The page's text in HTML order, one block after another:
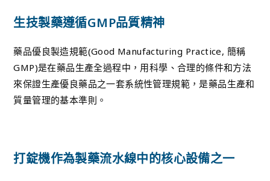
生技製藥遵循GMP品質精神
藥品優良製造規範(Good Manufacturing Practice, 簡稱
GMP)是在藥品生產全過程中，用科學、合理的條件和方法
來保證生產優良藥品之一套系統性管理規範，是藥品生產和
質量管理的基本準則。
打錠機作為製藥流水線中的核心設備之一